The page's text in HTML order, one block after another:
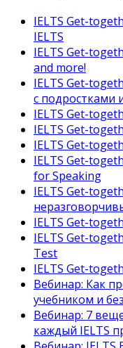
IELTS Get-
IELTS
IELTS Get-
and more!
IELTS Get-
с подростками
IELTS Get-
IELTS Get-
IELTS Get-
IELTS Get-
for Speaking
IELTS Get-
IELTS Get-
IELTS Get-
Test
IELTS Get-
Вебинар: Как
учебником и без
Вебинар: 7
каждый IELTS